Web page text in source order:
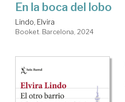
En la boca del lobo
Lindo, Elvira
Booket. Barcelona, 2024